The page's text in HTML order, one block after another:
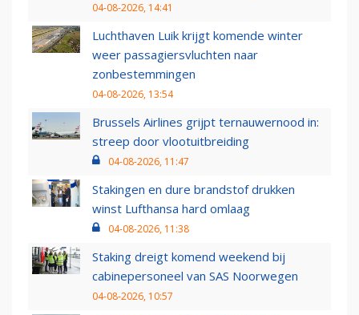
04-08-2026, 14:41
Luchthaven Luik krijgt komende winter
weer passagiersvluchten naar
zonbestemmingen
04-08-2026, 13:54
Brussels Airlines grijpt ternauwernood in:
streep door vlootuitbreiding
04-08-2026, 11:47
Stakingen en dure brandstof drukken
winst Lufthansa hard omlaag
04-08-2026, 11:38
Staking dreigt komend weekend bij
cabinepersoneel van SAS Noorwegen
04-08-2026, 10:57